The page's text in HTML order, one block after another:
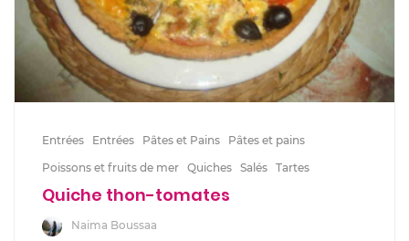
Entrées Entrées Pâtes et Pains
Pâtes et pains
Poissons et fruits de mer Quiches Salés Tartes
Quiche thon-tomates
Naima Boussaa